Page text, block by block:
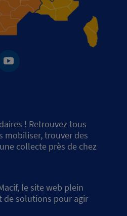
! Retrouvez tous
mobiliser, trouver des
collecte près de chez
le site web plein
de solutions pour agir